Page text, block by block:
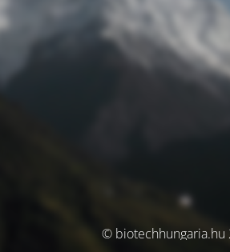
© biotechhungaria.hu